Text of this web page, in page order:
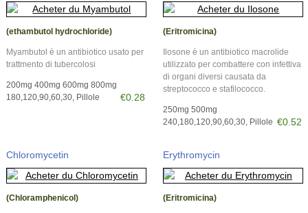
(ethambutol hydrochloride)
Myambutol è un antibiotico usato per
trattmento di tubercolosi
200mg 400mg 600mg 800mg
180,120,90,60,30, Pillole
€0.28
(Eritromicina)
Ilosone è un antibiotico macrolide
utilizzato per combattere con infettiva
di organi diversi causata da
streptococco e stafilococco.
250mg 500mg
240,180,120,90,60,30, Pillole €0.52
Chloromycetin
(Chloramphenicol)
Erythromycin
(Eritromicina)